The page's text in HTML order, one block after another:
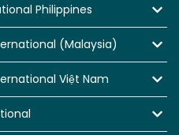
Philippines
(Malaysia)
Việt Nam